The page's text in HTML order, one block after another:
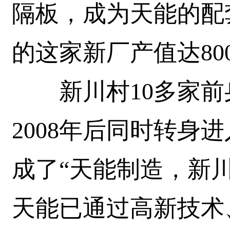
隔板，成为天能的
的这家新厂产值达
新川村10多家前
2008年后同时转身
成了“天能制造，新
天能已通过高新技